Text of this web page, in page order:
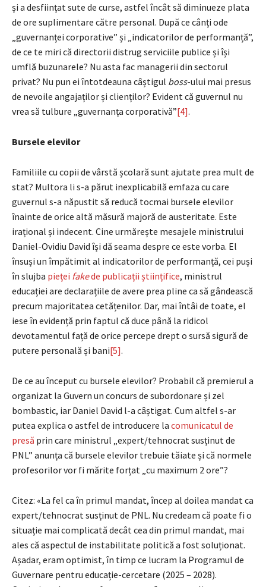
și a desființat sute de curse, astfel încât să diminueze plata
de ore suplimentare către personal. După ce cânți ode
„guvernanței corporative” și „indicatorilor de performanță”,
de ce te miri că directorii distrug serviciile publice și își
umflă buzunarele? Nu asta fac managerii din sectorul
privat? Nu pun ei întotdeauna câștigul boss-ului mai presus
de nevoile angajaților și clienților? Evident că guvernul nu
vrea să tulbure „guvernanța corporativă”[4].
Bursele elevilor
Familiile cu copii de vârstă școlară sunt ajutate prea mult de
stat? Multora li s-a părut inexplicabilă emfaza cu care
guvernul s-a năpustit să reducă tocmai bursele elevilor
înainte de orice altă măsură majoră de austeritate. Este
irațional și indecent. Cine urmărește mesajele ministrului
Daniel-Ovidiu David își dă seama despre ce este vorba. El
însuși un împătimit al indicatorilor de performanță, cei puși
în slujba pieței fakede publicații științifice, ministrul
educației are declarațiile de avere prea pline ca să gândească
precum majoritatea cetățenilor. Dar, mai întâi de toate, el
iese în evidență prin faptul că duce până la ridicol
devotamentul față de orice percepe drept o sursă sigură de
putere personală și bani[5].
De ce au început cu bursele elevilor? Probabil că premierul a
organizat la Guvern un concurs de subordonare și zel
bombastic, iar Daniel David l-a câștigat. Cum altfel s-ar
putea explica o astfel de introducere la comunicatul de
presă prin care ministrul „expert/tehnocrat susținut de
PNL” anunța că bursele elevilor trebuie tăiate și că normele
profesorilor vor fi mărite forțat „cu maximum 2 ore”?
Citez: «La fel ca în primul mandat, încep al doilea mandat ca
expert/tehnocrat susținut de PNL. Nu credeam că poate fi o
situație mai complicată decât cea din primul mandat, mai
ales că aspectul de instabilitate politică a fost soluționat.
Așadar, eram optimist, în timp ce lucram la Programul de
Guvernare pentru educație-cercetare (2025 – 2028).